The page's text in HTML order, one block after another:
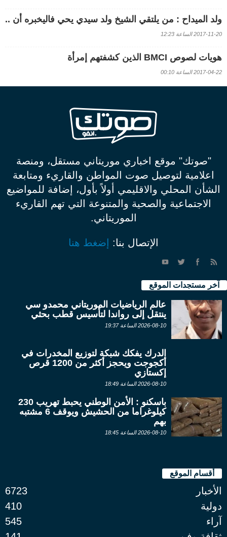
ولد الميداح : من يلتقي الشيخ ولد سيدي يحي فاليخبره أن ..
2017-11-20 الساعة 12:23
هويات لصوص BMCI الذين كشفتهم إمرأة
2017-04-22 الساعة 00:10
"صوتك" موقع اخباري موريتاني مستقل، ومنصة
اعلامية لتوصيل صوت المواطن والقاريء ومتابعة
الشأن المحلي والاقليمي أولاً بأول، إضافة للمواضيع
الاجتماعية والصحية والمتنوعة التي تهم القاريء
الموريتاني.
الإتصال بنا: إضغط هنا
آخر مستجدات الموقع
عالم الرياضيات الموريتاني محمدو سي
ينتقل إلى رواندا لتأسيس قطب بحثي
2026-08-10 الساعة 19:37
الدرك يفكك شبكة لتوزيع المخدرات في
أكجوجت ويحجز أكثر من 1200 قرص
إكستازي
2026-08-10 الساعة 18:49
باسكنو : الأمن الوطني يحبط تهريب 230
كيلوغراما من الحشيش ويوقف 6 مشتبه
بهم
2026-08-10 الساعة 18:45
أقسام الموقع
الأخبار
6723
دولية
410
آراء
545